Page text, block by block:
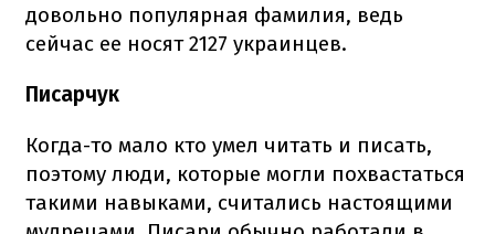
довольно популярная фамилия, ведь
сейчас ее носят 2127 украинцев.
Писарчук
Когда-то мало кто умел читать и писать,
поэтому люди, которые могли похвастаться
такими навыками, считались настоящими